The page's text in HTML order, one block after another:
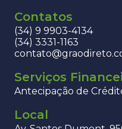
Contatos
(34) 9 9903-4134
(34) 3331-1163
Serviços
Antecipação de
Local